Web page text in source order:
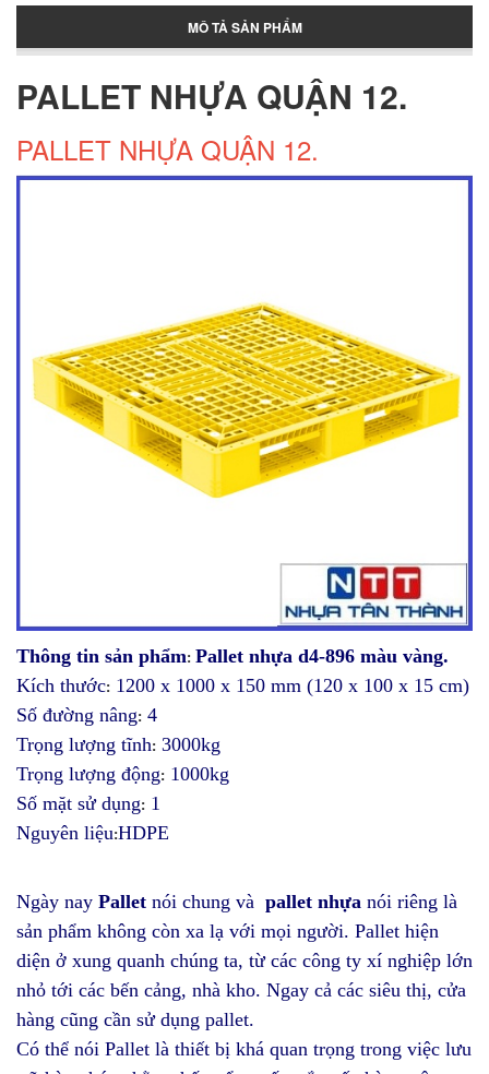
Pallet nhựa cũ Tân Phú
Pallet nhựa Tân Phú
Thớt nhựa cho nhà bếp
MÔ TẢ SẢN PHẨM
PALLET NHỰA QUẬN 12.
PALLET NHỰA QUẬN 12.
Thông tin sản phẩm: Pallet nhựa d4-896 màu vàng.
Kích thước: 1200 x 1000 x 150 mm (120 x 100 x 15 cm)
Số đường nâng: 4
Trọng lượng tĩnh: 3000kg
Trọng lượng động: 1000kg
Số mặt sử dụng: 1
Nguyên liệu:HDPE
Ngày nay Pallet nói chung và pallet nhựa nói riêng là
sản phẩm không còn xa lạ với mọi người. Pallet hiện
diện ở xung quanh chúng ta, từ các công ty xí nghiệp lớn
nhỏ tới các bến cảng, nhà kho. Ngay cả các siêu thị, cửa
hàng cũng cần sử dụng pallet.
Có thể nói Pallet là thiết bị khá quan trọng trong việc lưu